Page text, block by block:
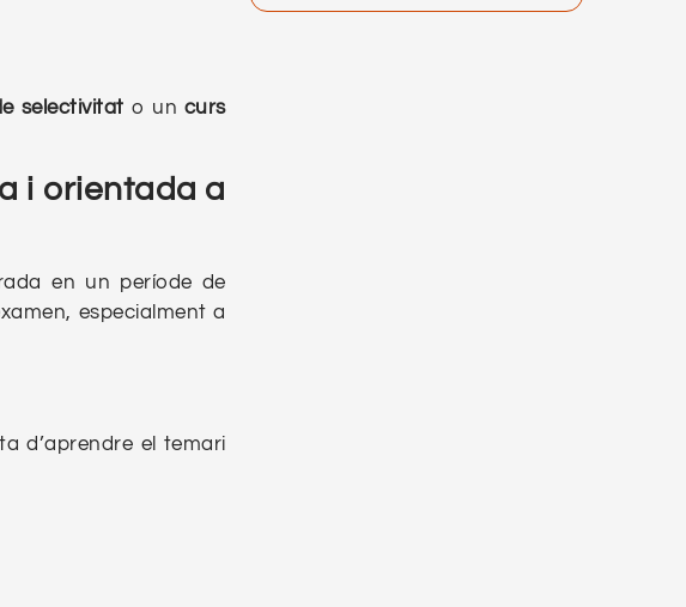
selectivitat o un curs
i orientada a
en un període de
especialment a
d’aprendre el temari